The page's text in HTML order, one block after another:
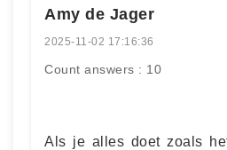
Amy de Jager
2025-11-02 17:16:36
Count answers : 10
Als je alles doet zoals